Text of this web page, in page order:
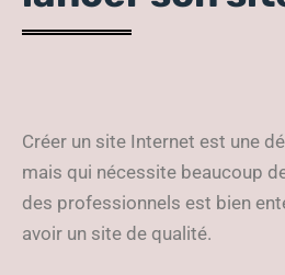
Créer un site Internet est une
mais qui nécessite beaucoup
des professionnels est bien
avoir un site de qualité.